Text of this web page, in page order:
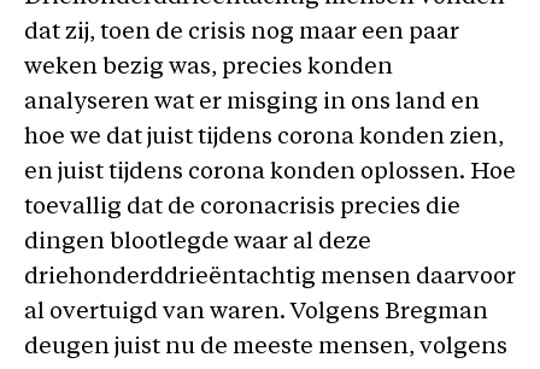
dat zij, toen de crisis nog maar een paar
weken bezig was, precies konden
analyseren wat er misging in ons land en
hoe we dat juist tijdens corona konden zien,
en juist tijdens corona konden oplossen. Hoe
toevallig dat de coronacrisis precies die
dingen blootlegde waar al deze
driehonderddrieëntachtig mensen daarvoor
al overtuigd van waren. Volgens Bregman
deugen juist nu de meeste mensen, volgens